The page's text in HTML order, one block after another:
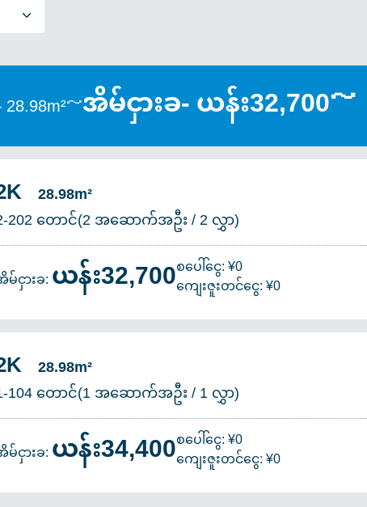
～အိမ်ငှားခ- ယန်း32,700～
28.98m²
202 တောင်(2 အဆောက်အဦး / 2 လွှာ)
ငှားခ:ယန်း32,700စပေါ်ငွေ: ¥0
ကျေးဇူးတင်ငွေ: ¥0
28.98m²
104 တောင်(1 အဆောက်အဦး / 1 လွှာ)
ငှားခ:ယန်း34,400စပေါ်ငွေ: ¥0
ကျေးဇူးတင်ငွေ: ¥0